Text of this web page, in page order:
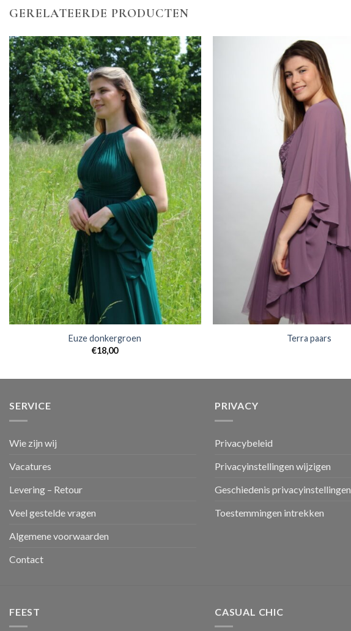
GERELATEERDE PRODUCTEN
Euze donkergroen
€18,00
Terra paars
SERVICE
Wie zijn wij
Vacatures
Levering – Retour
Veel gestelde vragen
Algemene voorwaarden
Contact
PRIVACY
Privacybeleid
Privacyinstellingen wijzigen
Geschiedenis privacyinstellingen
Toestemmingen intrekken
FEEST CASUAL CHIC